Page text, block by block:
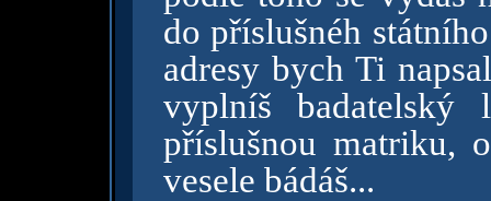
do příslušnéh
adresy bych Ti
vyplníš
příslušnou matriku,
vesele bádáš...